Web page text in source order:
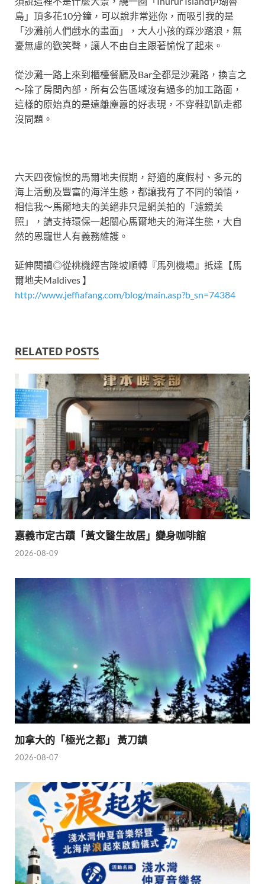
島」頂多花10分鐘，可以說非常迷你，而吸引我的是
「沙灘前人們戲水的畫面」，大人小孩的踩沙踏浪，無
憂無慮的歡笑聲，讓人不由自主跟著愉悅了起來。
從沙灘一路上來到櫃檯餐廳及Bar全都是沙灘路，換言之
～除了房間內部，所有公告區域沒有過多的加工路面，
這樣的原始真的是遠離塵囂的好表現，不穿鞋趴趴走都
沒問題。
六天四夜愉悅的馬爾地夫假期，舒適的度假村、多元的
海上活動及豐富的海洋生態，都讓我有了不同的領悟，
相信我～馬爾地夫的美絕非只是網美拍的「濾鏡美
照」，請支持環保一起關心馬爾地夫的海洋生態，大自
然的恩寵世人有義務維護。
延伸閱讀◎從桃機經吉隆坡順轉『馬列機場』抵達【馬
爾地夫Maldives 】
http://www.jeffiafang.com/blog/main.asp?b_sn=74384
RELATED POSTS
嘉義市定古蹟「黃文醫生故居」變身咖啡館
2026-08-09
加拿大的「極光之都」 黃刀鎮
2026-08-07